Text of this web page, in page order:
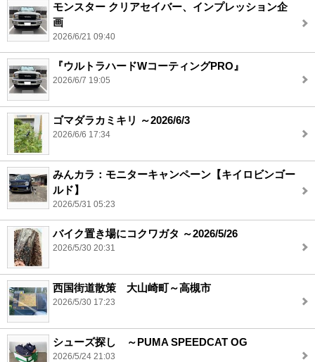
モンスター クリアセイバー、インプレッション企
画
2026/6/21 09:40
『ウルトラハードWコーティングPRO』
2026/6/7 19:05
ゴマダラカミキリ ～2026/6/3
2026/6/6 17:34
みんカラ：モニターキャンペーン【キイロビンゴー
ルド】
2026/5/31 05:23
バイク置き場にコクワガタ ～2026/5/26
2026/5/30 20:31
西国街道散策 大山崎町～高槻市
2026/5/30 17:23
シューズ探し ～PUMA SPEEDCAT OG
2026/5/24 21:03